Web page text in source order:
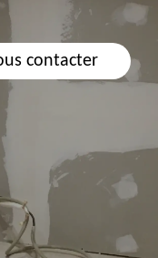
contacter